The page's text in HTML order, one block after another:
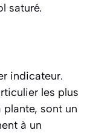
saturé.
indicateur.
les plus
plante, sont un
à un